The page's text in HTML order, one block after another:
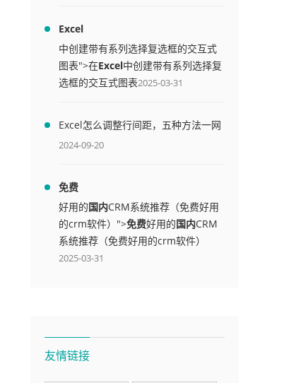
Excel
中创建带有系列选择复选框的交互式
图表">在Excel中创建带有系列选择复
选框的交互式图表2025-03-31
Excel怎么调整行间距，五种方法一网
打尽
2024-09-20
免费
好用的国内CRM系统推荐（免费好用
的crm软件）">免费好用的国内CRM
系统推荐（免费好用的crm软件）
2025-03-31
友情链接